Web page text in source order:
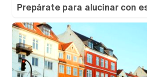
Prepárate para alucinar con